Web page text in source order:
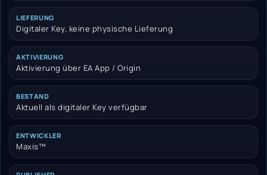
LIEFERUNG
Digitaler Key, keine physische Lieferung
AKTIVIERUNG
Aktivierung über EA App / Origin
BESTAND
Aktuell als digitaler Key verfügbar
ENTWICKLER
Maxis™